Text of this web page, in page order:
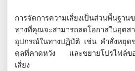
การจัดการความเสี่ยงเป็นส่วนพื้นฐา
ทางที่คุณจะสามารถลดโอกาสในอุ
อุปกรณ์ในทางปฏิบัติ เช่น คำสั่งหยุด
ดุลที่คาดหวัง และขยายโปรไฟล์ขอ
เสี่ยง